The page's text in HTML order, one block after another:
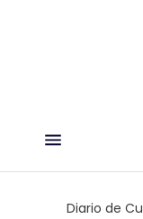
Diario de